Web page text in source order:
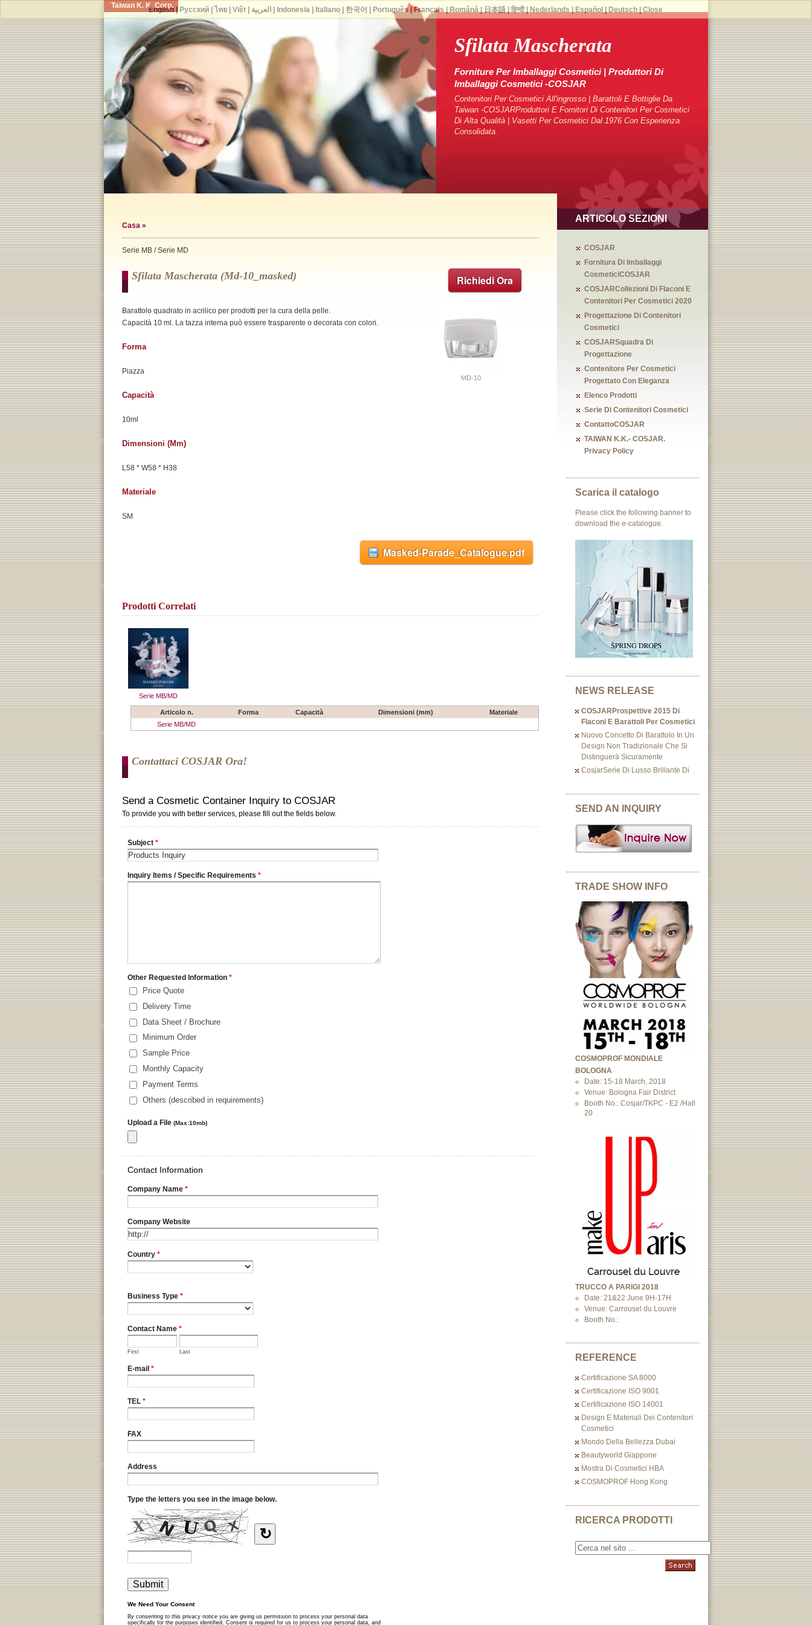
Taiwan K. K. Corp.
Sfilata Mascherata
Forniture Per Imballaggi Cosmetici | Produttori Di
Imballaggi Cosmetici -COSJAR
Contenitori Per Cosmetici All'ingrosso | Barattoli E Bottiglie Da
Taiwan -COSJARProduttori E Fornitori Di Contenitori Per Cosmetici
Di Alta Qualità | Vasetti Per Cosmetici Dal 1976 Con Esperienza
Consolidata.
Casa »
Serie MB / Serie MD
Richiedi Ora
Sfilata Mascherata (md-10_masked)
MD-10
Barattolo quadrato in acrilico per prodotti per la cura della pelle.
Capacità 10 ml. La tazza interna può essere trasparente o decorata con colori.
Forma
Piazza
Capacità
10ml
Dimensioni (mm)
L58 * W58 * H38
Materiale
SM
Masked-Parade_Catalogue.pdf
Prodotti Correlati
Serie MB/MD
Articolo n. Forma Capacità Dimensioni (mm)
Materiale
Serie MB/MD
Contattaci COSJAR Ora!
ARTICOLO SEZIONI
COSJAR
Fornitura Di Imballaggi
CosmeticiCOSJAR
COSJARCollezioni Di Flaconi E
Contenitori Per Cosmetici 2020
Progettazione Di Contenitori
Cosmetici
COSJARSquadra Di
Progettazione
Contenitore Per Cosmetici
Progettato Con Eleganza
Elenco Prodotti
Serie Di Contenitori Cosmetici
ContattoCOSJAR
TAIWAN K.K.- COSJAR.
Privacy Policy
Scarica il catalogo
Please click the following banner to
download the e-catalogue.
NEWS RELEASE
COSJARProspettive 2015 Di
Flaconi E Barattoli Per Cosmetici
Nuovo Concetto Di Barattolo In Un
Design Non Tradizionale Che Si
Distinguerà Sicuramente
CosjarSerie Di Lusso Brillante Di
SEND AN INQUIRY
TRADE SHOW INFO
COSMOPROF MONDIALE
BOLOGNA
Date: 15-18 March, 2018
Venue: Bologna Fair District
Booth No.: Cosjar/TKPC - E2 /Hall
20
TRUCCO A PARIGI 2018
Date: 21&22 June 9H-17H
Venue: Carrousel du Louvre
Booth No.:
REFERENCE
Certificazione SA 8000
Certificazione ISO 9001
Certificazione ISO 14001
Design E Materiali Dei Contenitori
Cosmetici
Mondo Della Bellezza Dubai
Beautyworld Giappone
Mostra Di Cosmetici HBA
COSMOPROF Hong Kong
RICERCA PRODOTTI
English| Русский| ไทย| Việt| العربية Indonesia| Italiano| 한국어 Português Français Română| 日本語| हिन्दी| Nederlands Español Deutsch| Close